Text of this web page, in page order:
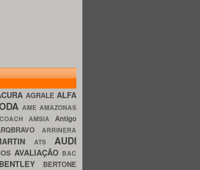
AGRALE ALFA
AME AMAZONAS
AMSIA Antigo
ARRINERA
ATS AUDI
AVALIAÇÃO BAC
BENTLEY BERTONE